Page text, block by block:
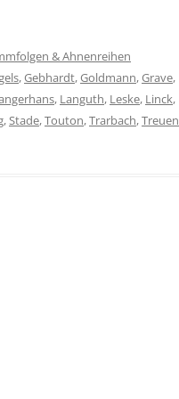
& Ahnenreihen
,Gebhardt,Goldmann,Grave,
, Languth, Leske, Linck,
,Stade,Touton,Trarbach,Treuen